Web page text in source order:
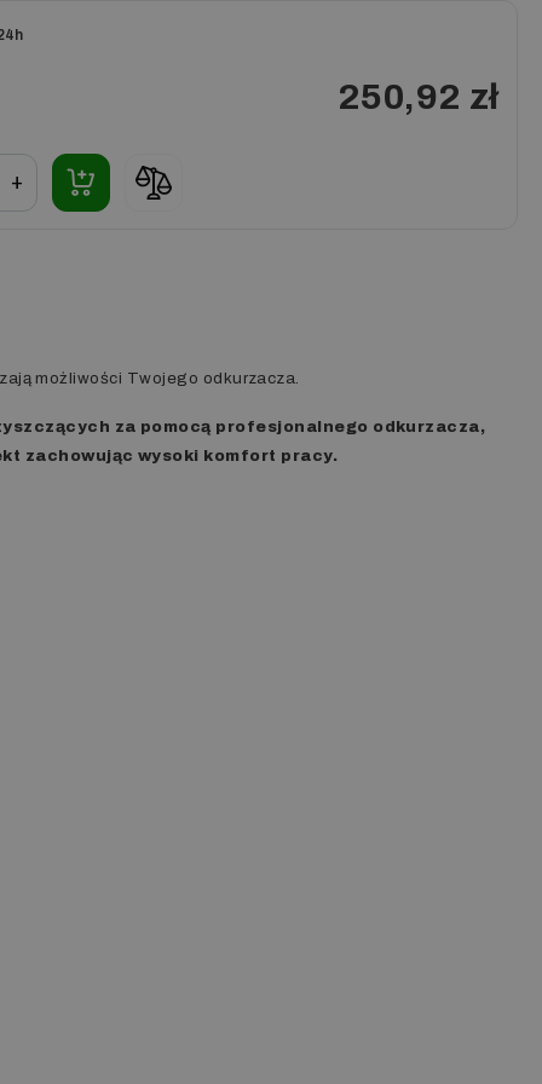
250,92 zł
+
możliwości Twojego odkurzacza.
za pomocą profesjonalnego odkurzacza,
zachowując wysoki komfort pracy.